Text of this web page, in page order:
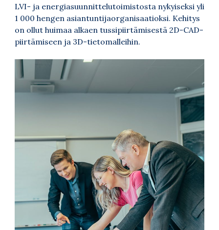
LVI- ja energiasuunnittelutoimistosta nykyiseksi yli
1 000 hengen asiantuntijaorganisaatioksi. Kehitys
on ollut huimaa alkaen tussipiirtämisestä 2D-CAD-
piirtämiseen ja 3D-tietomalleihin.